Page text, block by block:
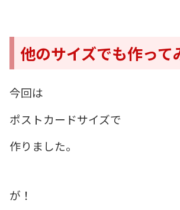
他のサイズでも作って
今回は
ポストカードサイズで
作りました。
が！